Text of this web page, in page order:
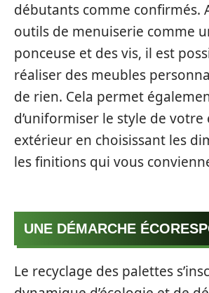
débutants comme confirmés.
outils de menuiserie comme
ponceuse et des vis, il est
réaliser des meubles
de rien. Cela permet
d’uniformiser le style de votre
extérieur en choisissant les
les finitions qui vous
UNE DÉMARCHE
Le recyclage des palettes